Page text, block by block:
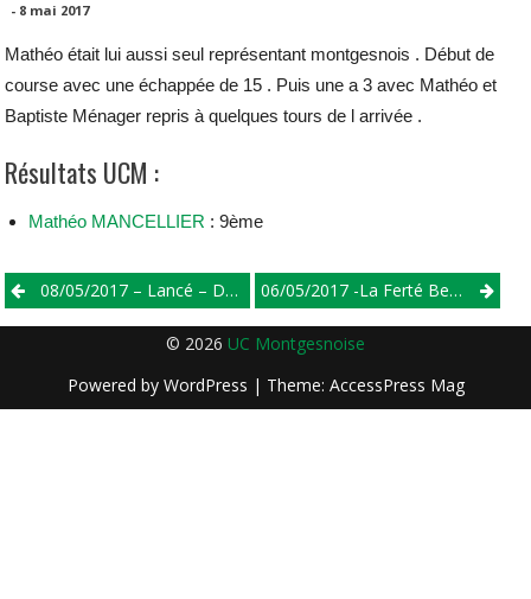
- 8 mai 2017
Mathéo était lui aussi seul représentant montgesnois . Début de
course avec une échappée de 15 . Puis une a 3 avec Mathéo et
Baptiste Ménager repris à quelques tours de l arrivée .
Résultats UCM :
Mathéo MANCELLIER : 9ème
Post
navigation
08/05/2017 – Lancé – Départementaux 06/05/2017 -La Ferté Bernard – Ecole De Vélo
© 2026 UC Montgesnoise
Powered by WordPress | Theme: AccessPress Mag